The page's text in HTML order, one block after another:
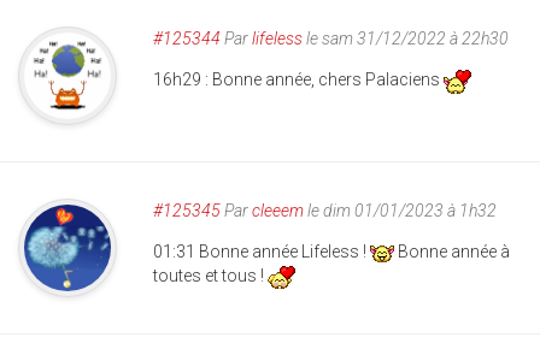
#125344 Parlifelessle sam 31/12/2022 à 22h30
16h29 : Bonne année, chers Palaciens
#125345Parcleeemle dim 01/01/2023 à 1h32
01:31 Bonne année Lifeless !
Bonne année à
toutes et tous !